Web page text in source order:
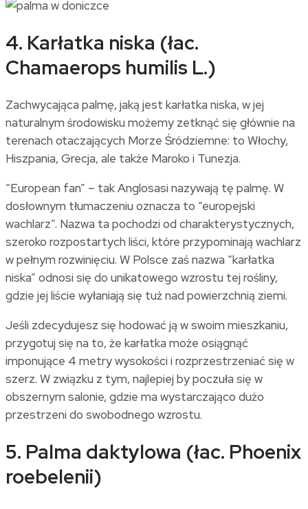
4. Karłatka niska (łac.
Chamaerops humilis L.)
Zachwycająca palmę, jaką jest karłatka niska, w jej
naturalnym środowisku możemy zetknąć się głównie na
terenach otaczających Morze Śródziemne: to Włochy,
Hiszpania, Grecja, ale także Maroko i Tunezja.
“European fan” – tak Anglosasi nazywają tę palmę. W
dosłownym tłumaczeniu oznacza to “europejski
wachlarz”. Nazwa ta pochodzi od charakterystycznych,
szeroko rozpostartych liści, które przypominają wachlarz
w pełnym rozwinięciu. W Polsce zaś nazwa “karłatka
niska” odnosi się do unikatowego wzrostu tej rośliny,
gdzie jej liście wyłaniają się tuż nad powierzchnią ziemi.
Jeśli zdecydujesz się hodować ją w swoim mieszkaniu,
przygotuj się na to, że karłatka może osiągnąć
imponujące 4 metry wysokości i rozprzestrzeniać się w
szerz. W związku z tym, najlepiej by poczuła się w
obszernym salonie, gdzie ma wystarczająco dużo
przestrzeni do swobodnego wzrostu.
5. Palma daktylowa (łac. Phoenix
roebelenii)